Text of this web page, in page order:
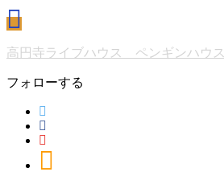
高円寺ライブハウス ペンギンハウス
フォローする